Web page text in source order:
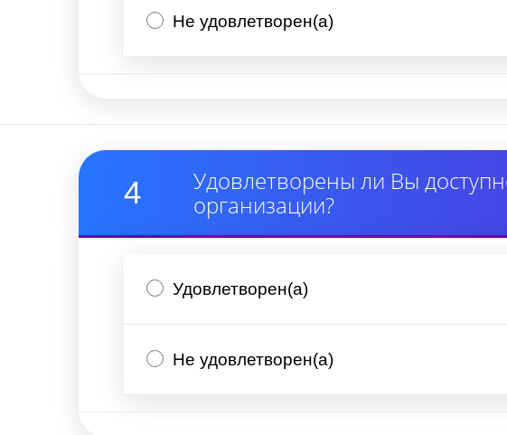
Не удовлетворен(а)
4
Удовлетворены ли Вы
организации?
Удовлетворен(а)
Не удовлетворен(а)